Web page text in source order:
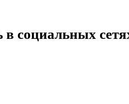
в социальных